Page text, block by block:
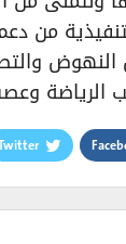
من
النهوض